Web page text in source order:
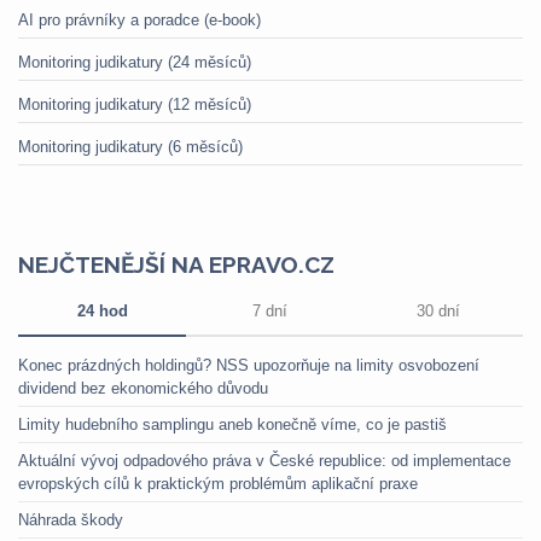
AI pro právníky a poradce (e-book)
Monitoring judikatury (24 měsíců)
Monitoring judikatury (12 měsíců)
Monitoring judikatury (6 měsíců)
NEJČTENĚJŠÍ NA EPRAVO.CZ
24 hod 7 dní 30 dní
Konec prázdných holdingů? NSS upozorňuje na limity osvobození
dividend bez ekonomického důvodu
Limity hudebního samplingu aneb konečně víme, co je pastiš
Aktuální vývoj odpadového práva v České republice: od implementace
evropských cílů k praktickým problémům aplikační praxe
Náhrada škody